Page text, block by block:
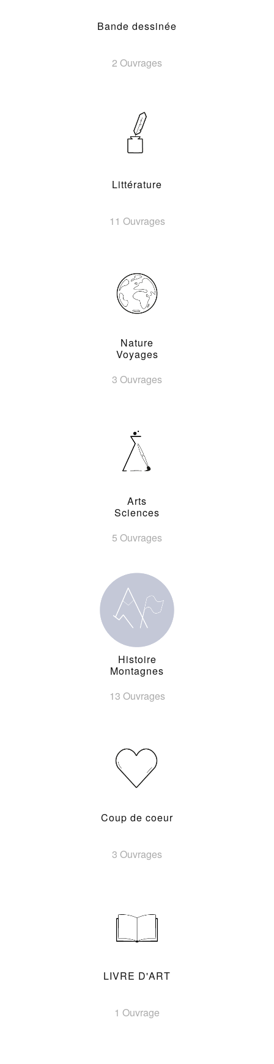
Bande dessinée
2 Ouvrages
Littérature
11 Ouvrages
Nature
Voyages
3 Ouvrages
Arts
Sciences
5 Ouvrages
Histoire
Montagnes
13 Ouvrages
Coup de coeur
3 Ouvrages
LIVRE D'ART
1 Ouvrage